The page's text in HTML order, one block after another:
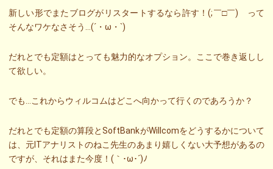
新しい形でまたブログがリスタートするなら許す！(;￣□￣) って
そんなワケなさそう…(´・ω・`)
だれとでも定額はとっても魅力的なオプション。ここで巻き返しし
て欲しい。
でも…これからウィルコムはどこへ向かって行くのであろうか？
だれとでも定額の算段とSoftBankがWillcomをどうするかについて
は、元ITアナリストのねこ先生のあまり嬉しくない大予想があるの
ですが、それはまた今度！(｀･ω･´)ﾉ